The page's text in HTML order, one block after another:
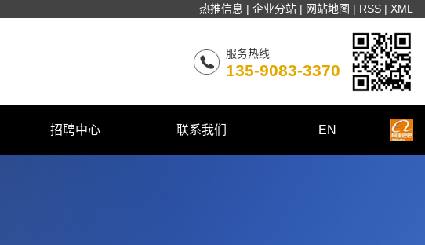
热推信息 | 企业分站 | 网站地图 | RSS | XML
服务热线
135-9083-3370
招聘中心 联系我们 EN